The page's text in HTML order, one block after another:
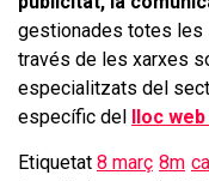
gestionades totes les
través de les xarxes
especialitzats del
específic del lloc web
Etiquetat 8 març 8m